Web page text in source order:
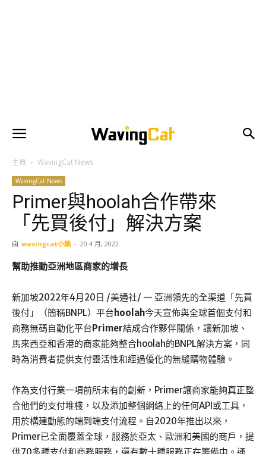
主頁 WavingCat News
WavingCat News
Primer與hoolah合作帶來
「先買後付」解決方案
由 wavingcat小編 - 20 4 月, 2022
幫助推動亞洲地區商家的增長
新加坡2022年4月20日 /美通社/ — 亞洲領先的全渠道「先買
後付」（簡稱BNPL）平台 hoolah今天宣佈與全球首個支付和
商務無碼自動化平台Primer結成合作夥伴關係，讓新加坡、
馬來西亞和香港的商家能夠整合hoolah的BNPL解決方案，同
時為消費者提供支付靈活性和經過優化的無縫購物體驗。
作為支付行業一項前所未有的創新，Primer讓商家能夠真正整
合他們的支付堆棧，以及添加整個網絡上的任何API或工具，
用於構建動態的端到端支付流程。自2020年推出以來，
Primer已全面覆蓋全球，服務於亞太、歐洲和美國的商戶，提